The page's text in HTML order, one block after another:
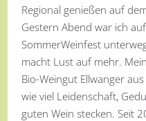
Regional genießen auf
Gestern Abend war ich
SommerWeinfest
macht Lust auf mehr.
Bio-Weingut Ellwanger
wie viel Leidenschaft,
guten Wein stecken. Seit